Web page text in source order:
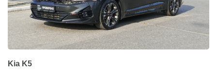
Kia K5